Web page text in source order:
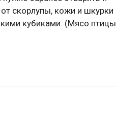
скорлупы, кожи и шкурки
кубиками. (Мясо птицы